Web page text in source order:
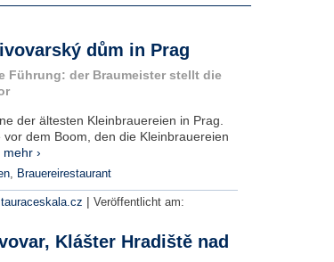
dům in Prag
Führung: der Braumeister stellt die
der ältesten Kleinbrauereien in Prag.
dem Boom, den die Kleinbrauereien
mehr ›
, Brauereirestaurant
| Veröffentlicht am:
Klášter Hradiště nad